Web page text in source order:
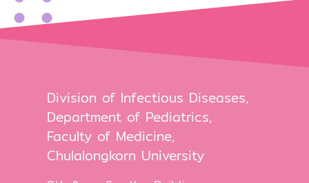
Division of Infectious Diseases,
Department of Pediatrics,
Faculty of Medicine,
Chulalongkorn University